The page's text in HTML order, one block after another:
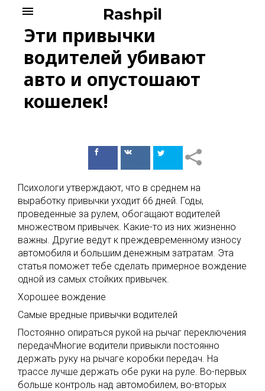
content
Rashpil
menu
Эти привычки
водителей убивают
авто и опустошают
кошелек!
ПоделитьсяПоделиться
Психологи утверждают, что в среднем на
выработку привычки уходит 66 дней. Годы,
проведенные за рулем, обогащают водителей
множеством привычек. Какие-то из них жизненно
важны. Другие ведут к преждевременному износу
автомобиля и большим денежным затратам. Эта
статья поможет тебе сделать примерное вождение
одной из самых стойких привычек.
Хорошее вождение
Самые вредные привычки водителей
Постоянно опираться рукой на рычаг переключения
передачМногие водители привыкли постоянно
держать руку на рычаге коробки передач. На
трассе лучше держать обе руки на руле. Во-первых
больше контроль над автомобилем, во-вторых